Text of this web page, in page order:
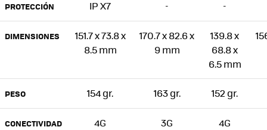
PROTECCIÓN IP X7 - -
DIMENSIONES
151.7 x 73.8 x
8.5 mm
170.7 x 82.6 x
9 mm
139.8 x
68.8 x
6.5 mm
PESO 154 gr. 163 gr. 152 gr.
CONECTIVIDAD 4G 3G 4G